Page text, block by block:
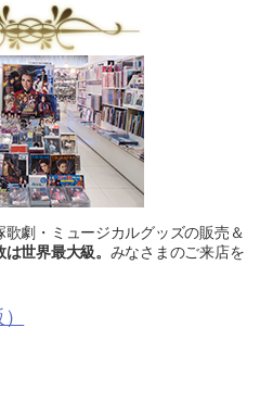
劇・ミュージカルグッズの販売＆
世界最大級。 みなさまのご来店を